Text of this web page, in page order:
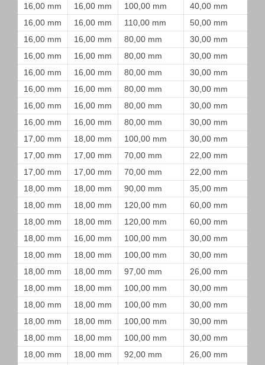
16,00 mm
16,00 mm 100,00 mm
40,00 mm
16,00 mm
16,00 mm 110,00 mm
50,00 mm
16,00 mm
16,00 mm 80,00 mm
30,00 mm
16,00 mm
16,00 mm 80,00 mm
30,00 mm
16,00 mm
16,00 mm 80,00 mm
30,00 mm
16,00 mm
16,00 mm 80,00 mm
30,00 mm
16,00 mm
16,00 mm 80,00 mm
30,00 mm
16,00 mm
16,00 mm 80,00 mm
30,00 mm
17,00 mm
18,00 mm 100,00 mm
30,00 mm
17,00 mm
17,00 mm 70,00 mm
22,00 mm
17,00 mm
17,00 mm 70,00 mm
22,00 mm
18,00 mm
18,00 mm 90,00 mm
35,00 mm
18,00 mm
18,00 mm 120,00 mm
60,00 mm
18,00 mm
18,00 mm 120,00 mm
60,00 mm
18,00 mm
16,00 mm 100,00 mm
30,00 mm
18,00 mm
18,00 mm 100,00 mm
30,00 mm
18,00 mm
18,00 mm 97,00 mm
26,00 mm
18,00 mm
18,00 mm 100,00 mm
30,00 mm
18,00 mm
18,00 mm 100,00 mm
30,00 mm
18,00 mm
18,00 mm 100,00 mm
30,00 mm
18,00 mm
18,00 mm 100,00 mm
30,00 mm
18,00 mm
18,00 mm 92,00 mm
26,00 mm